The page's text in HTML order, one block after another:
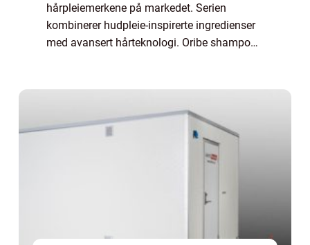
hårpleiemerkene på markedet. Serien
kombinerer hudpleie-inspirerte ingredienser
med avansert hårteknologi. Oribe shampoo